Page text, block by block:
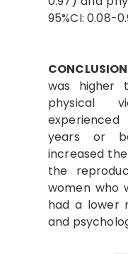
95%CI: 0.08-
was higher
physical
years or
increased
the
women who
had a lower
and